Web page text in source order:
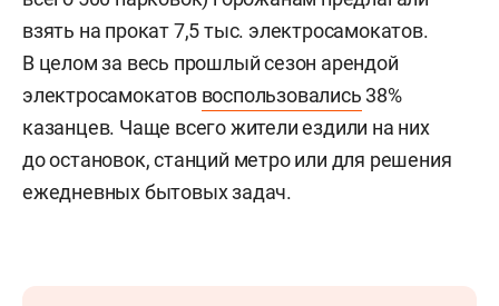
взять на прокат 7,5 тыс. электросамокатов.
В целом за весь прошлый сезон арендой
электросамокатов воспользовались 38%
казанцев. Чаще всего жители ездили на них
до остановок, станций метро или для решения
ежедневных бытовых задач.